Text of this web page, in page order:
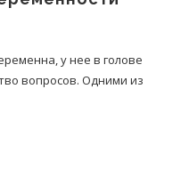
у нее в голове
вопросов. Одними из